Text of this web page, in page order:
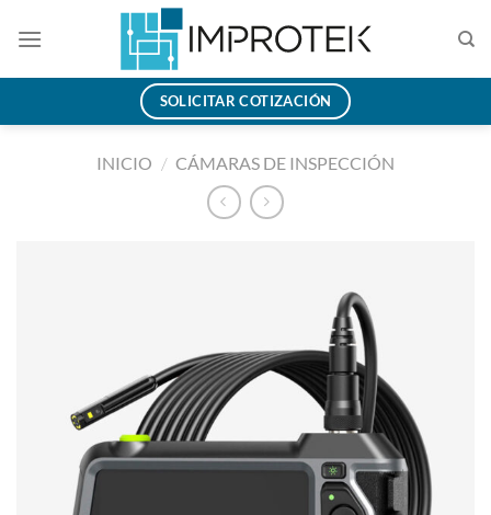
SOLICITAR COTIZACIÓN
INICIO / CÁMARAS DE INSPECCIÓN